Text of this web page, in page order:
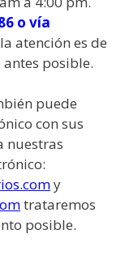
o vía
atención es de
posible.
puede
con sus
nuestras
y
trataremos
posible.